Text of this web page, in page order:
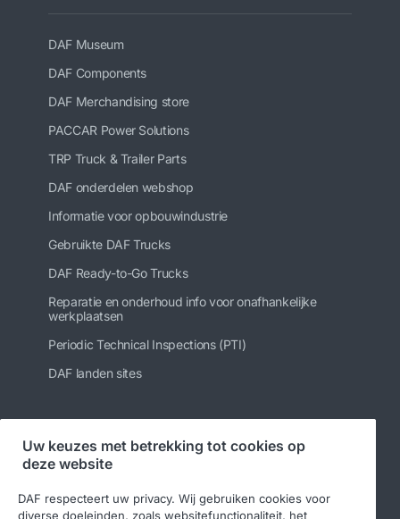
DAF Museum
DAF Components
DAF Merchandising store
PACCAR Power Solutions
TRP Truck & Trailer Parts
DAF onderdelen webshop
Informatie voor opbouwindustrie
Gebruikte DAF Trucks
DAF Ready-to-Go Trucks
Reparatie en onderhoud info voor onafhankelijke
werkplaatsen
Periodic Technical Inspections (PTI)
DAF landen sites
Volg ons
Uw keuzes met betrekking tot cookies op
deze website
DAF respecteert uw privacy. Wij gebruiken cookies voor
diverse doeleinden, zoals websitefunctionaliteit, het